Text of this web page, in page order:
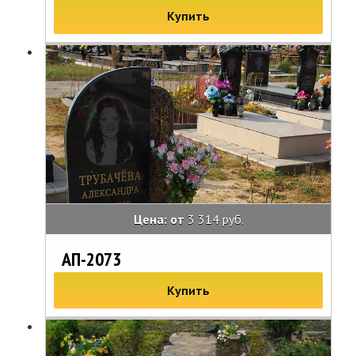
Купить
Цена: от 3 314 руб.
АП-2073
Купить